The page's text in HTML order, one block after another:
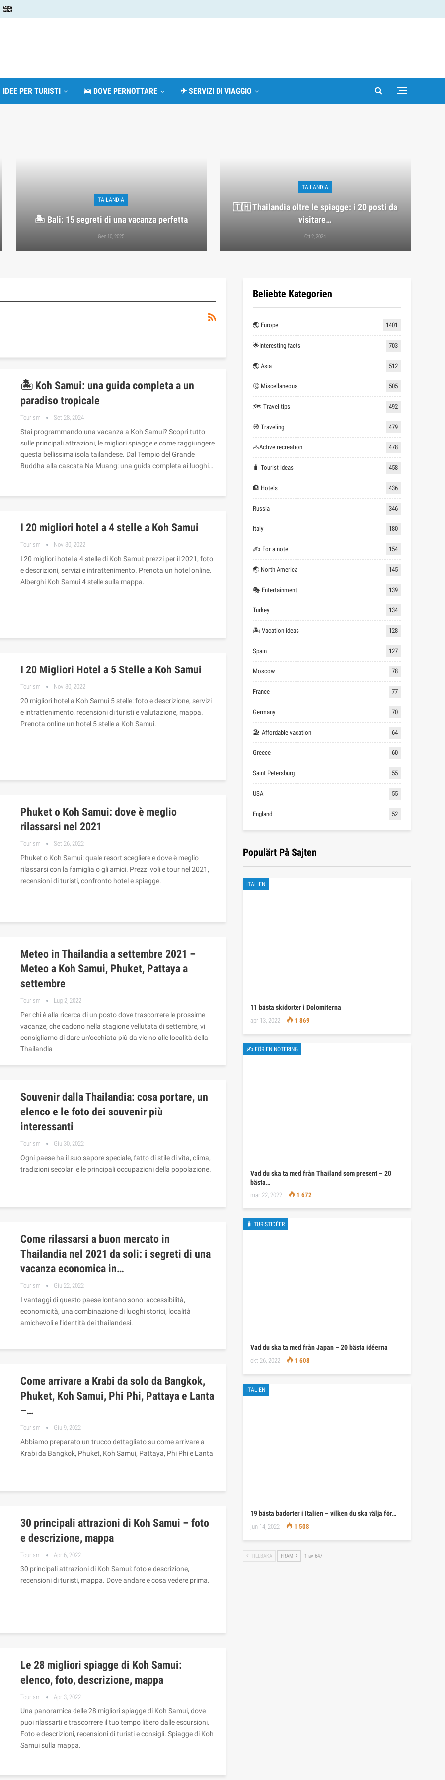
IDEE PER TURISTI 🛌 DOVE PERNOTTARE ✈ SERVIZI DI VIAGGIO
TAILANDIA
🏝️ Bali: 15 segreti di una vacanza perfetta
Gen 10, 2025
TAILANDIA
🇹🇭 Thailandia oltre le spiagge: i 20 posti da
visitare…
Ott 2, 2024
🏝️ Koh Samui: una guida completa a un
paradiso tropicale
Tourism Set 28, 2024
Stai programmando una vacanza a Koh Samui? Scopri tutto
sulle principali attrazioni, le migliori spiagge e come raggiungere
questa bellissima isola tailandese. Dal Tempio del Grande
Buddha alla cascata Na Muang: una guida completa ai luoghi…
I 20 migliori hotel a 4 stelle a Koh Samui
Tourism Nov 30, 2022
I 20 migliori hotel a 4 stelle di Koh Samui: prezzi per il 2021, foto
e descrizioni, servizi e intrattenimento. Prenota un hotel online.
Alberghi Koh Samui 4 stelle sulla mappa.
I 20 Migliori Hotel a 5 Stelle a Koh Samui
Tourism Nov 30, 2022
20 migliori hotel a Koh Samui 5 stelle: foto e descrizione, servizi
e intrattenimento, recensioni di turisti e valutazione, mappa.
Prenota online un hotel 5 stelle a Koh Samui.
Phuket o Koh Samui: dove è meglio
rilassarsi nel 2021
Tourism Set 26, 2022
Phuket o Koh Samui: quale resort scegliere e dove è meglio
rilassarsi con la famiglia o gli amici. Prezzi voli e tour nel 2021,
recensioni di turisti, confronto hotel e spiagge.
Meteo in Thailandia a settembre 2021 –
Meteo a Koh Samui, Phuket, Pattaya a
settembre
Tourism Lug 2, 2022
Per chi è alla ricerca di un posto dove trascorrere le prossime
vacanze, che cadono nella stagione vellutata di settembre, vi
consigliamo di dare un'occhiata più da vicino alle località della
Thailandia
Souvenir dalla Thailandia: cosa portare, un
elenco e le foto dei souvenir più
interessanti
Tourism Giu 30, 2022
Ogni paese ha il suo sapore speciale, fatto di stile di vita, clima,
tradizioni secolari e le principali occupazioni della popolazione.
Come rilassarsi a buon mercato in
Thailandia nel 2021 da soli: i segreti di una
vacanza economica in…
Tourism Giu 22, 2022
I vantaggi di questo paese lontano sono: accessibilità,
economicità, una combinazione di luoghi storici, località
amichevoli e l'identità dei thailandesi.
Come arrivare a Krabi da solo da Bangkok,
Phuket, Koh Samui, Phi Phi, Pattaya e Lanta
–…
Tourism Giu 9, 2022
Abbiamo preparato un trucco dettagliato su come arrivare a
Krabi da Bangkok, Phuket, Koh Samui, Pattaya, Phi Phi e Lanta
30 principali attrazioni di Koh Samui – foto
e descrizione, mappa
Tourism Apr 6, 2022
30 principali attrazioni di Koh Samui: foto e descrizione,
recensioni di turisti, mappa. Dove andare e cosa vedere prima.
Le 28 migliori spiagge di Koh Samui:
elenco, foto, descrizione, mappa
Tourism Apr 3, 2022
Una panoramica delle 28 migliori spiagge di Koh Samui, dove
puoi rilassarti e trascorrere il tuo tempo libero dalle escursioni.
Foto e descrizioni, recensioni di turisti e consigli. Spiagge di Koh
Samui sulla mappa.
Beliebte Kategorien
🌏 Europe 1401
🌟Interesting facts 703
🌏 Asia 512
🤔 Miscellaneous 505
🗺 Travel tips 492
🧭 Traveling 479
🚴Active recreation 478
🧳 Tourist ideas 458
🏨 Hotels 436
Russia 346
Italy 180
✍ For a note 154
🌏 North America 145
🎭 Entertainment 139
Turkey 134
🏝 Vacation ideas 128
Spain 127
Moscow 78
France 77
Germany 70
🏖 Affordable vacation 64
Greece 60
Saint Petersburg 55
USA 55
England 52
Populärt På Sajten
ITALIEN
11 bästa skidorter i Dolomiterna
apr 13, 2022 1 869
✍ FÖR EN NOTERING
Vad du ska ta med från Thailand som present – 20
bästa…
mar 22, 2022 1 672
🧳 TURISTIDÉER
Vad du ska ta med från Japan – 20 bästa idéerna
okt 26, 2022 1 608
ITALIEN
19 bästa badorter i Italien – vilken du ska välja för…
jun 14, 2022 1 508
TILLBAKA FRAM 1 av 647